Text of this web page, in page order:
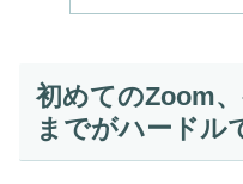
初めてのZoom
までがハードル